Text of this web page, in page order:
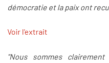
démocratie et la paix ont
Voir l'extrait
"Nous sommes